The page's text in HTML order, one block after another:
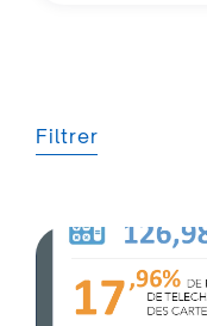
Filtrer